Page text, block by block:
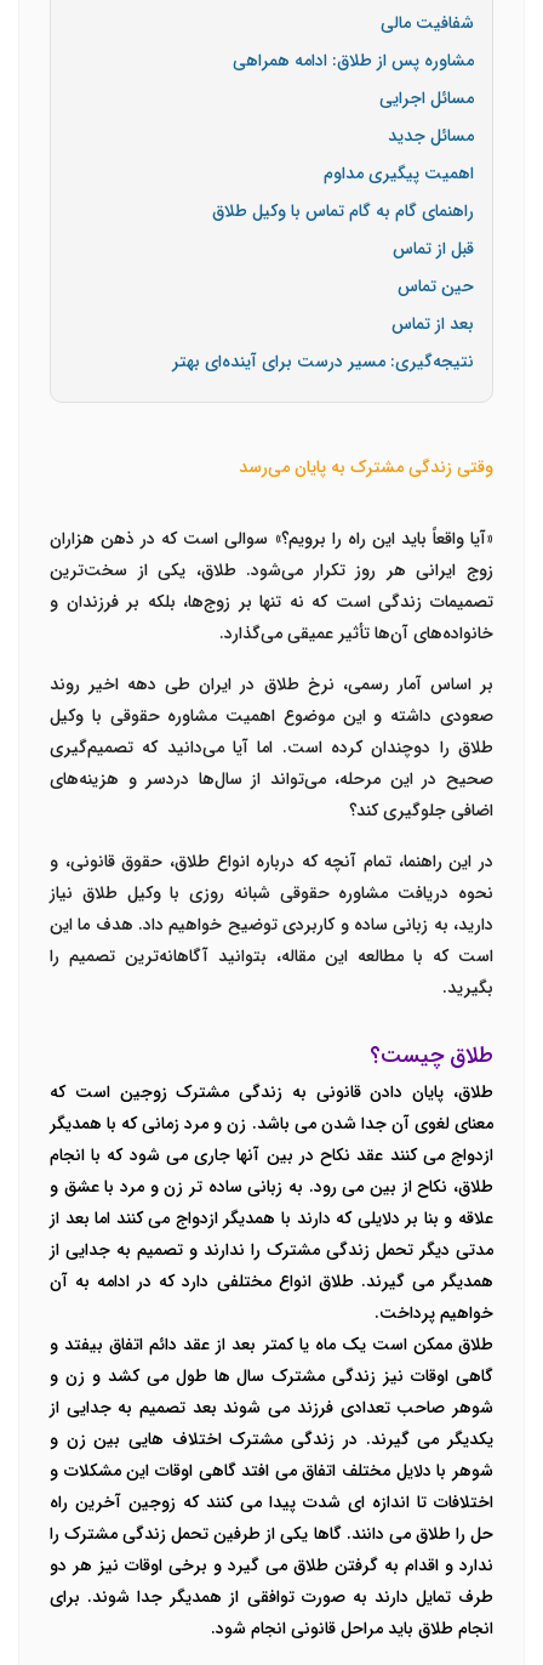
شفافیت مالی
مشاوره پس از طلاق: ادامه همراهی
مسائل اجرایی
مسائل جدید
اهمیت پیگیری مداوم
راهنمای گام به گام تماس با وکیل طلاق
قبل از تماس
حین تماس
بعد از تماس
نتیجه‌گیری: مسیر درست برای آینده‌ای بهتر
وقتی زندگی مشترک به پایان می‌رسد
«آیا واقعاً باید این راه را برویم؟» سوالی است که در ذهن هزاران
زوج ایرانی هر روز تکرار می‌شود. طلاق، یکی از سخت‌ترین
تصمیمات زندگی است که نه تنها بر زوج‌ها، بلکه بر فرزندان و
خانواده‌های آن‌ها تأثیر عمیقی می‌گذارد.
بر اساس آمار رسمی، نرخ طلاق در ایران طی دهه اخیر روند
صعودی داشته و این موضوع اهمیت مشاوره حقوقی با وکیل
طلاق را دوچندان کرده است. اما آیا می‌دانید که تصمیم‌گیری
صحیح در این مرحله، می‌تواند از سال‌ها دردسر و هزینه‌های
اضافی جلوگیری کند؟
در این راهنما، تمام آنچه که درباره انواع طلاق، حقوق قانونی، و
نحوه دریافت مشاوره حقوقی شبانه روزی با وکیل طلاق نیاز
دارید، به زبانی ساده و کاربردی توضیح خواهیم داد. هدف ما این
است که با مطالعه این مقاله، بتوانید آگاهانه‌ترین تصمیم را
بگیرید.
طلاق چیست؟
طلاق، پایان دادن قانونی به زندگی مشترک زوجین است که
معنای لغوی آن جدا شدن می باشد. زن و مرد زمانی که با همدیگر
ازدواج می کنند عقد نکاح در بین آنها جاری می شود که با انجام
طلاق، نکاح از بین می رود. به زبانی ساده تر زن و مرد با عشق و
علاقه و بنا بر دلایلی که دارند با همدیگر ازدواج می کنند اما بعد از
مدتی دیگر تحمل زندگی مشترک را ندارند و تصمیم به جدایی از
همدیگر می گیرند. طلاق انواع مختلفی دارد که در ادامه به آن
خواهیم پرداخت.
طلاق ممکن است یک ماه یا کمتر بعد از عقد دائم اتفاق بیفتد و
گاهی اوقات نیز زندگی مشترک سال ها طول می کشد و زن و
شوهر صاحب تعدادی فرزند می شوند بعد تصمیم به جدایی از
یکدیگر می گیرند. در زندگی مشترک اختلاف هایی بین زن و
شوهر با دلایل مختلف اتفاق می افتد گاهی اوقات این مشکلات و
اختلافات تا اندازه ای شدت پیدا می کنند که زوجین آخرین راه
حل را طلاق می دانند. گاها یکی از طرفین تحمل زندگی مشترک را
ندارد و اقدام به گرفتن طلاق می گیرد و برخی اوقات نیز هر دو
طرف تمایل دارند به صورت توافقی از همدیگر جدا شوند. برای
انجام طلاق باید مراحل قانونی انجام شود.